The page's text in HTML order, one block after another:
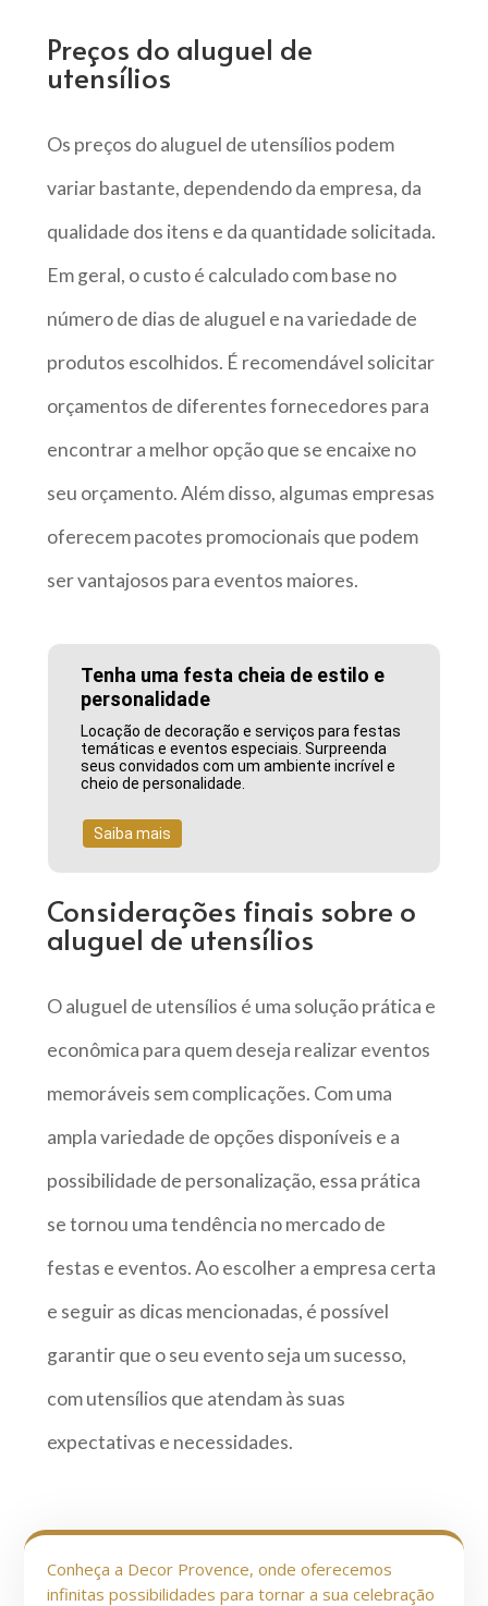
Preços do aluguel de
utensílios
Os preços do aluguel de utensílios podem
variar bastante, dependendo da empresa, da
qualidade dos itens e da quantidade solicitada.
Em geral, o custo é calculado com base no
número de dias de aluguel e na variedade de
produtos escolhidos. É recomendável solicitar
orçamentos de diferentes fornecedores para
encontrar a melhor opção que se encaixe no
seu orçamento. Além disso, algumas empresas
oferecem pacotes promocionais que podem
ser vantajosos para eventos maiores.
Tenha uma festa cheia de estilo e
personalidade
Locação de decoração e serviços para festas
temáticas e eventos especiais. Surpreenda
seus convidados com um ambiente incrível e
cheio de personalidade.
Saiba mais
Considerações finais sobre o
aluguel de utensílios
O aluguel de utensílios é uma solução prática e
econômica para quem deseja realizar eventos
memoráveis sem complicações. Com uma
ampla variedade de opções disponíveis e a
possibilidade de personalização, essa prática
se tornou uma tendência no mercado de
festas e eventos. Ao escolher a empresa certa
e seguir as dicas mencionadas, é possível
garantir que o seu evento seja um sucesso,
com utensílios que atendam às suas
expectativas e necessidades.
Conheça a Decor Provence, onde oferecemos
infinitas possibilidades para tornar a sua celebração